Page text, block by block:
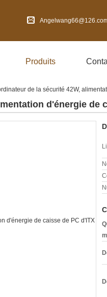
Produits
de la sécurité 42W,
d'énergie de